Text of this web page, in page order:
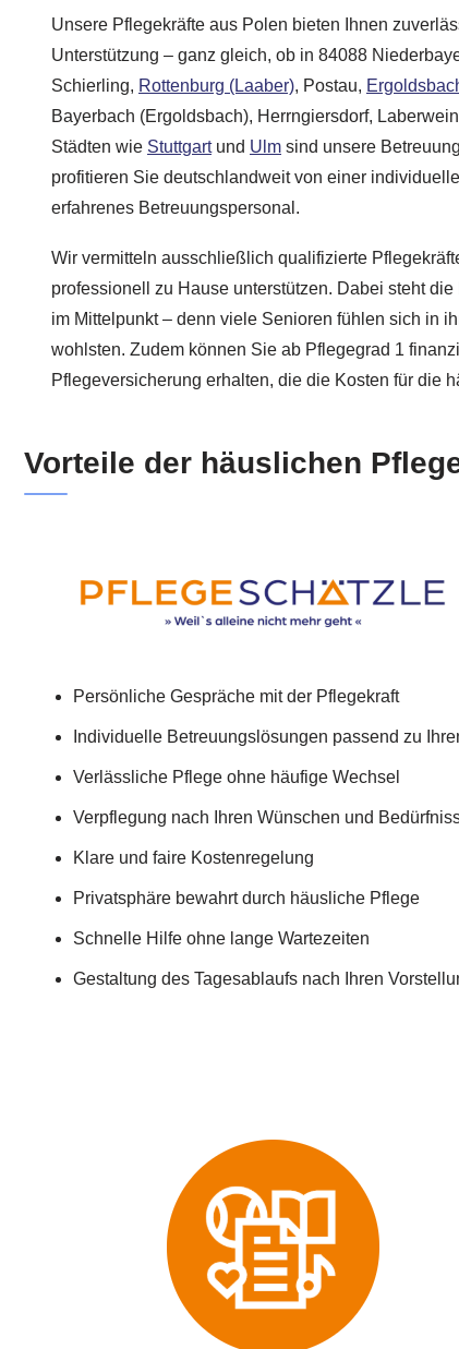
Unsere Pflegekräfte aus Polen bieten Ihnen
Unterstützung – ganz gleich, ob in 84088
Schierling, Rottenburg (Laaber), Postau,
Bayerbach (Ergoldsbach), Herrngiersdorf,
Städten wie Stuttgartund Ulm sind unsere
profitieren Sie deutschlandweit von einer
erfahrenes Betreuungspersonal.
Wir vermitteln ausschließlich qualifizierte
professionell zu Hause unterstützen. Dabei steht
im Mittelpunkt – denn viele Senioren fühlen sich in
wohlsten. Zudem können Sie ab Pflegegrad 1
Pflegeversicherung erhalten, die die Kosten für die
Vorteile der häuslichen
Persönliche Gespräche mit der Pflegekraft
Individuelle Betreuungslösungen passend zu
Verlässliche Pflege ohne häufige Wechsel
Verpflegung nach Ihren Wünschen und
Klare und faire Kostenregelung
Privatsphäre bewahrt durch häusliche Pflege
Schnelle Hilfe ohne lange Wartezeiten
Gestaltung des Tagesablaufs nach Ihren